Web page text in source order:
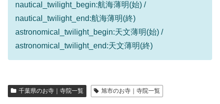
nautical_twilight_begin:航海薄明(始) /
nautical_twilight_end:航海薄明(終)
astronomical_twilight_begin:天文薄明(始) /
astronomical_twilight_end:天文薄明(終)
千葉県のお寺｜寺院一覧 旭市のお寺｜寺院一覧